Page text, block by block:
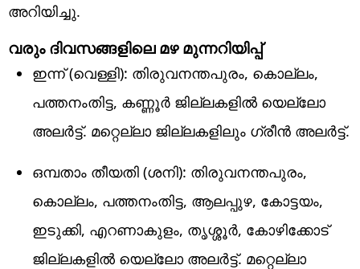
അറിയിച്ചു.
വരും ദിവസങ്ങളിലെ മഴ മുന്നറിയിപ്പ്
ഇന്ന് (വെള്ളി): തിരുവനന്തപുരം, കൊല്ലം,
പത്തനംതിട്ട, കണ്ണൂർ ജില്ലകളിൽ യെല്ലോ
അലർട്ട്. മറ്റെല്ലാ ജില്ലകളിലും ​ഗ്രീൻ അലർട്ട്.
ഒമ്പതാം തീയതി (ശനി): തിരുവനന്തപുരം,
കൊല്ലം, പത്തനംതിട്ട, ആലപ്പുഴ, കോട്ടയം,
ഇടുക്കി, എറണാകുളം, തൃശ്ശൂർ, കോഴിക്കോട്
ജില്ലകളിൽ യെല്ലോ അലർട്ട്. മറ്റെല്ലാ